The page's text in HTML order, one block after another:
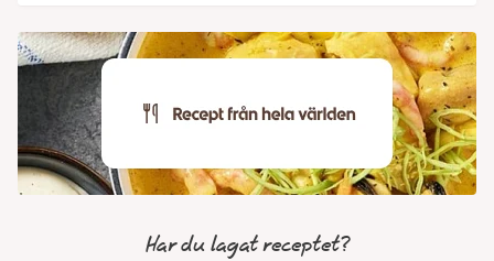
Har du lagat receptet?